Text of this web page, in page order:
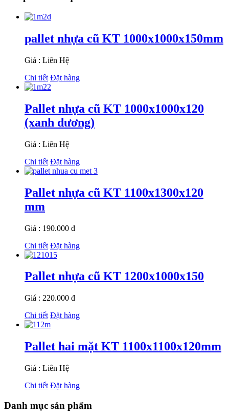
pallet nhựa cũ KT 1000x1000x150mm
Giá : Liên Hệ
Chi tiết Đặt hàng
Pallet nhựa cũ KT 1000x1000x120
(xanh dương)
Giá : Liên Hệ
Chi tiết Đặt hàng
Pallet nhựa cũ KT 1100x1300x120
mm
Giá : 190.000 đ
Chi tiết Đặt hàng
Pallet nhựa cũ KT 1200x1000x150
Giá : 220.000 đ
Chi tiết Đặt hàng
Pallet hai mặt KT 1100x1100x120mm
Giá : Liên Hệ
Chi tiết Đặt hàng
Danh mục sản phẩm